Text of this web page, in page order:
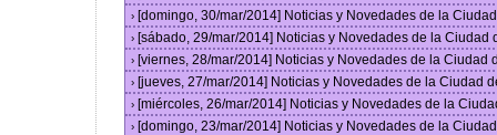
› [domingo, 30/mar/2014] Noticias y Novedades de la
› [sábado, 29/mar/2014] Noticias y Novedades de la Ciudad
› [viernes, 28/mar/2014] Noticias y Novedades de la Ciudad
› [jueves, 27/mar/2014] Noticias y Novedades de la Ciudad
› [miércoles, 26/mar/2014] Noticias y Novedades de la
› [domingo, 23/mar/2014] Noticias y Novedades de la